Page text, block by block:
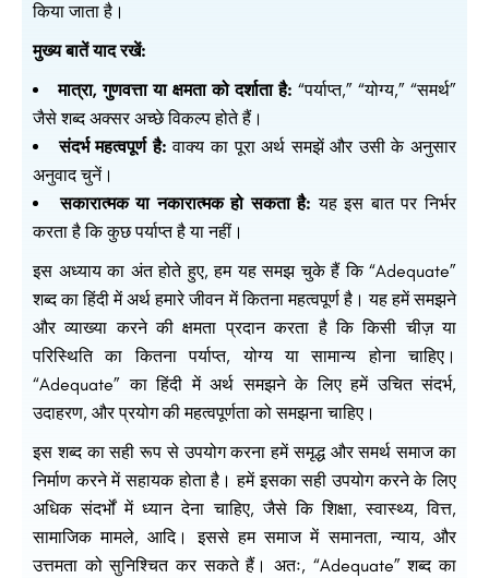
किया जाता है।
मुख्य बातें याद रखें:
मात्रा, गुणवत्ता या क्षमता को दर्शाता है: “पर्याप्त,” “योग्य,” “समर्थ”
जैसे शब्द अक्सर अच्छे विकल्प होते हैं।
संदर्भ महत्वपूर्ण है: वाक्य का पूरा अर्थ समझें और उसी के अनुसार
अनुवाद चुनें।
सकारात्मक या नकारात्मक हो सकता है: यह इस बात पर निर्भर
करता है कि कुछ पर्याप्त है या नहीं।
इस अध्याय का अंत होते हुए, हम यह समझ चुके हैं कि “Adequate”
शब्द का हिंदी में अर्थ हमारे जीवन में कितना महत्वपूर्ण है। यह हमें समझने
और व्याख्या करने की क्षमता प्रदान करता है कि किसी चीज़ या
परिस्थिति का कितना पर्याप्त, योग्य या सामान्य होना चाहिए।
“Adequate” का हिंदी में अर्थ समझने के लिए हमें उचित संदर्भ,
उदाहरण, और प्रयोग की महत्वपूर्णता को समझना चाहिए।
इस शब्द का सही रूप से उपयोग करना हमें समृद्ध और समर्थ समाज का
निर्माण करने में सहायक होता है। हमें इसका सही उपयोग करने के लिए
अधिक संदर्भों में ध्यान देना चाहिए, जैसे कि शिक्षा, स्वास्थ्य, वित्त,
सामाजिक मामले, आदि। इससे हम समाज में समानता, न्याय, और
उत्तमता को सुनिश्चित कर सकते हैं। अतः, “Adequate” शब्द का